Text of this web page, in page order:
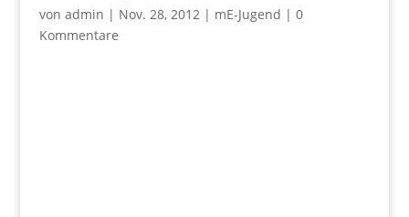
von admin | Nov. 28, 2012| mE-Jugend | 0
Kommentare